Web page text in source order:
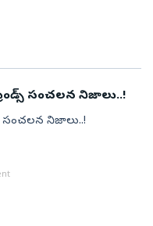
సంచలన నిజాలు..!
సంచలన నిజాలు..!